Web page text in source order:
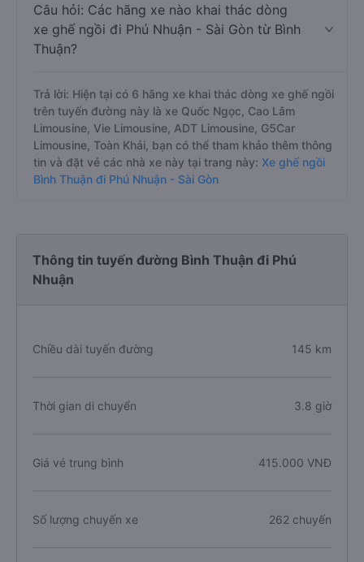
Câu hỏi: Các hãng xe nào khai thác dòng
xe ghế ngồi đi Phú Nhuận - Sài Gòn từ Bình
Thuận?
Trả lời: Hiện tại có 6 hãng xe khai thác dòng xe ghế ngồi
trên tuyến đường này là xe Quốc Ngọc, Cao Lâm
Limousine, Vie Limousine, ADT Limousine, G5Car
Limousine, Toàn Khải, bạn có thể tham khảo thêm thông
tin và đặt vé các nhà xe này tại trang này: Xe ghế ngồi
Bình Thuận đi Phú Nhuận - Sài Gòn
Thông tin tuyến đường Bình Thuận đi Phú
Nhuận
Chiều dài tuyến đường 145 km
Thời gian di chuyển 3.8 giờ
Giá vé trung bình 415.000 VNĐ
Số lượng chuyến xe 262 chuyến